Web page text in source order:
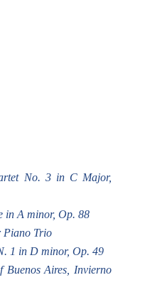
No. 3 in C Major,
in A minor, Op. 88
Piano Trio
1 in D minor, Op. 49
Aires, Invierno